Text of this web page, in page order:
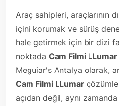
Araç sahipleri, araçlarının
içini korumak ve sürüş
hale getirmek için bir dizi
noktada Cam Filmi LLumar
Meguiar's Antalya olarak,
Cam Filmi LLumar
açıdan değil, aynı zamanda